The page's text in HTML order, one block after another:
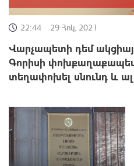
22:44 29 Հոկ, 2021
Վարչապետի դեմ
Գորիսի
տեղափոխել սնունդ և